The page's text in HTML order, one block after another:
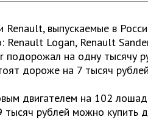
выпускаемые в
Renault Logan, Renault
подорожал на одну тысячу
дороже на 7 тысяч
двигателем на 102
рублей можно купить